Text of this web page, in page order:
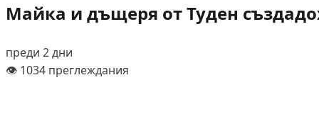
Майка и дъщеря от Туден
преди 2 дни
👁️ 1034 преглеждания